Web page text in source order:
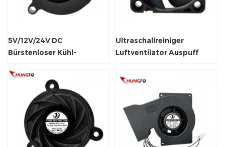
5V/12V/24V DC
Bürstenloser Kühl-
Radialventilator
Ultraschallreiniger
Luftventilator Auspuff
Wasserdicht